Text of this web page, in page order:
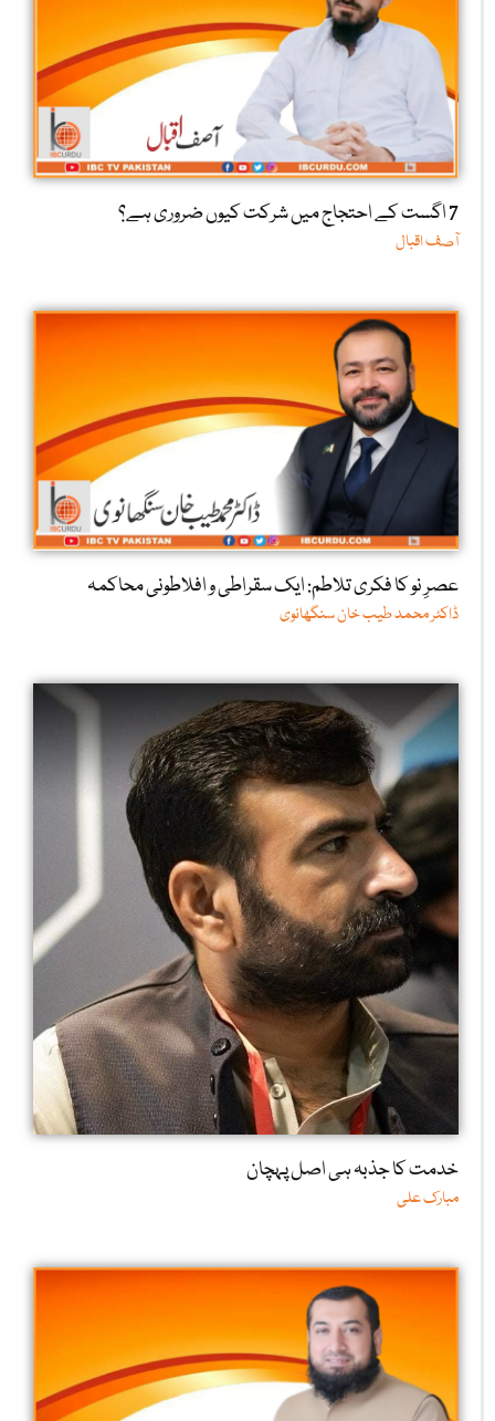
7 اگست کے احتجاج میں شرکت کیوں ضروری ہے؟
آصف اقبال
عصرِ نو کا فکری تلاطم: ایک سقراطی و افلاطونی محاکمہ
ڈاکٹر محمد طیب خان سنگھانوی
خدمت کا جذبہ ہی اصل پہچان
مبارک علی